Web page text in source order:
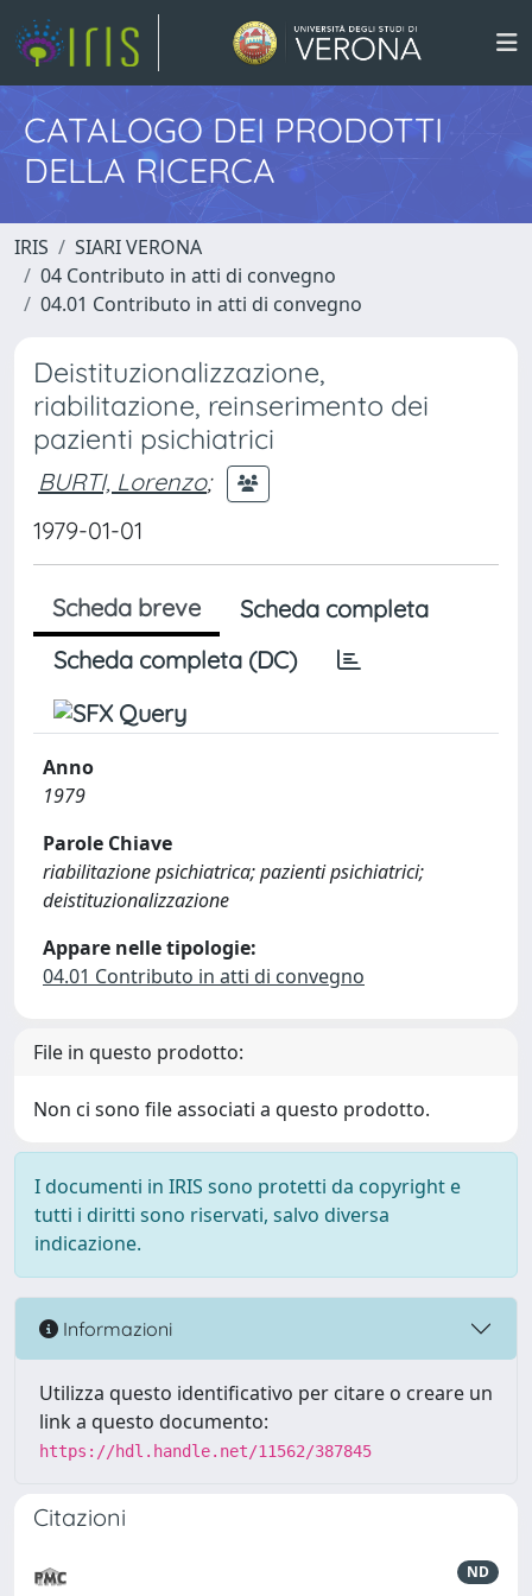
CATALOGO DEI PRODOTTI
DELLA RICERCA
IRIS
SIARI VERONA
04 Contributo in atti di convegno
04.01 Contributo in atti di convegno
Deistituzionalizzazione,
riabilitazione, reinserimento dei
pazienti psichiatrici
BURTI, Lorenzo;
1979-01-01
Scheda breve
Scheda completa
Scheda completa (DC)
Anno
1979
Parole Chiave
riabilitazione psichiatrica; pazienti psichiatrici;
deistituzionalizzazione
Appare nelle tipologie:
04.01 Contributo in atti di convegno
File in questo prodotto:
Non ci sono file associati a questo prodotto.
I documenti in IRIS sono protetti da copyright e
tutti i diritti sono riservati, salvo diversa
indicazione.
Informazioni
Utilizza questo identificativo per citare o creare un
link a questo documento:
https://hdl.handle.net/11562/387845
Citazioni
ND